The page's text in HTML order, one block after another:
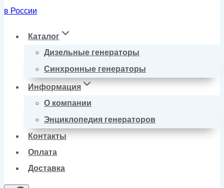
Каталог
Дизельные генераторы
Синхронные генераторы
Информация
О компании
Энциклопедия генераторов
Контакты
Оплата
Доставка